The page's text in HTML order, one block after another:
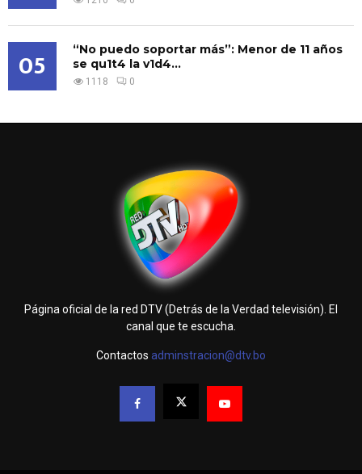
05
“No puedo soportar más”: Menor de 11 años
se qu1t4 la v1d4...
1118 0
Página oficial de la red DTV (Detrás de la Verdad televisión). El
canal que te escucha.
Contactos adminstracion@dtv.bo